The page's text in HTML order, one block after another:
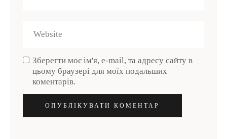
Зберегти моє ім'я, e-mail, та адресу сайту в
цьому браузері для моїх подальших
коментарів.
ОПУБЛІКУВАТИ КОМЕНТАР